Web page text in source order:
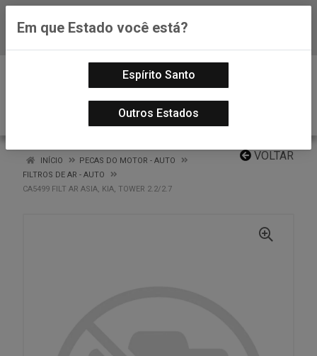
Baixe já nosso APP
VOLTAR
INÍCIO
PECAS DO MOTOR - AUTO
FILTROS DE AR - AUTO
CA5499 FILT AR ASIA, KIA, TOWER 2.2/2.7
Em que Estado você está?
Espírito Santo
Outros Estados